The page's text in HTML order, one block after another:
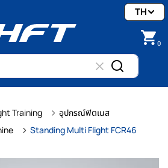
0
TH
Training
อุปกรณ์ฟิตเนส
Standing Multi Flight FCR46